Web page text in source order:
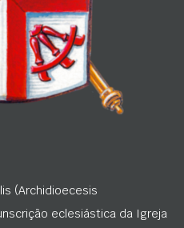
(Archidioecesis
eclesiástica da Igreja